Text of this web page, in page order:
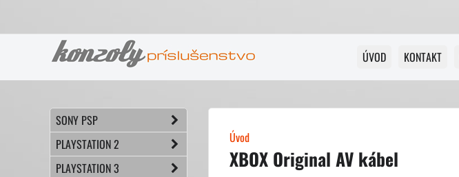
ÚVOD KONTAKT
Úvod
XBOX Original AV kábel
SONY PSP
PLAYSTATION 2
PLAYSTATION 3